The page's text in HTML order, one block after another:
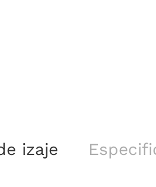
izaje